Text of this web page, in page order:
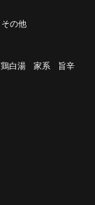
その他
鶏白湯 家系
旨辛